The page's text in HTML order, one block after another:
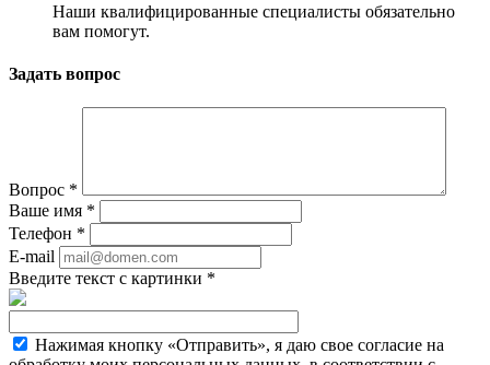
Наши квалифицированные специалисты обязательно
вам помогут.
Задать вопрос
Вопрос *
Ваше имя *
Телефон *
E-mail
Введите текст с картинки *
Нажимая кнопку «Отправить», я даю свое согласие на